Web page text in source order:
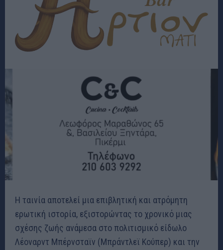
Η ταινία αποτελεί μια επιβλητική και ατρόμητη
ερωτική ιστορία, εξιστορώντας το χρονικό μιας
σχέσης ζωής ανάμεσα στο πολιτισμικό είδωλο
Λέοναρντ Μπέρνσταϊν (Μπράντλεϊ Κούπερ) και την